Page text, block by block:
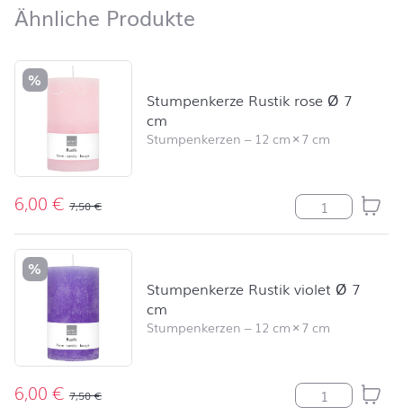
Ähnliche Produkte
Produktliste überspringen und zum Filter springen
%
Stumpenkerze Rustik rose Ø 7
cm
Stumpenkerzen – 12 cm×7 cm
6,00€ 7,50€ Stumpenkerze
%
Stumpenkerze Rustik violet Ø 7
cm
Stumpenkerzen – 12 cm×7 cm
6,00€ 7,50€ Stumpenkerze